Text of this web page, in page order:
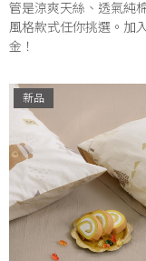
管是涼爽天絲、透氣純
風格款式任你挑選。加
金！
新品